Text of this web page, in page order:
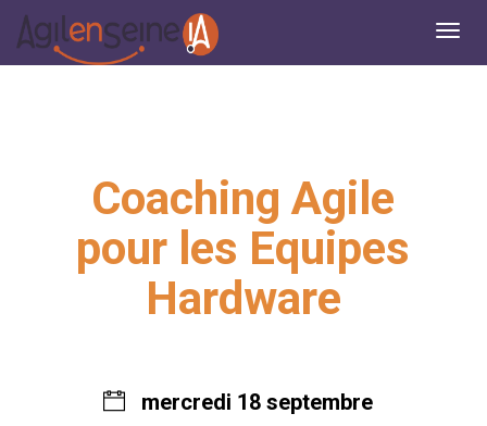
Coaching Agile
pour les Equipes
Hardware
mercredi 18 septembre